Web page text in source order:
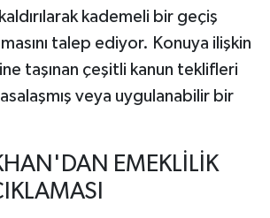
kaldırılarak kademeli bir geçiş
talep ediyor. Konuya ilişkin
taşınan çeşitli kanun teklifleri
veya uygulanabilir bir
EMEKLİLİK